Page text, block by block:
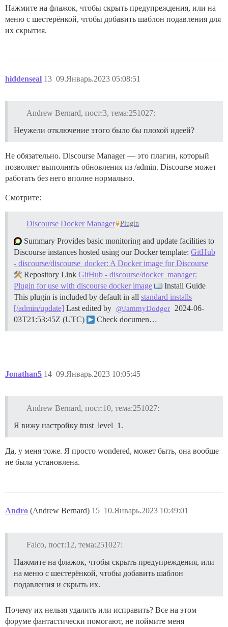
Нажмите на флажок, чтобы скрыть предупреждения, или на
меню с шестерёнкой, чтобы добавить шаблон подавления для
их скрытия.
hiddenseal 09.Январь.2023 05:08:51
13
Andrew Bernard, пост:3, тема:251027:
Неужели отключение этого было бы плохой идеей?
Не обязательно. Discourse Manager — это плагин, который
позволяет выполнять обновления из /admin. Discourse может
работать без него вполне нормально.
Смотрите:
Discourse Docker Manager Plugin
Summary Provides basic monitoring and update facilities to
Discourse instances hosted using our Docker template: GitHub
- discourse/discourse_docker: A Docker image for Discourse
Repository Link GitHub - discourse/docker_manager:
Plugin for use with discourse docker image
Install Guide
This plugin is included by default in all standard installs
[/admin/update] Last edited by @JammyDodger
2024-06-
03T21:53:45Z (UTC)
Check documen…
Jonathan5 09.Январь.2023 10:05:45
14
Andrew Bernard, пост:10, тема:251027:
Я вижу настройку trust_level_1.
Да, у меня тоже. Я просто wondered, может быть, она вообще
не была установлена.
Andro (Andrew Bernard) 10.Январь.2023 10:49:01
15
Falco, пост:12, тема:251027:
Нажмите на флажок, чтобы скрыть предупреждения, или
на меню с шестерёнкой, чтобы добавить шаблон
подавления и скрыть их.
Почему их нельзя удалить или исправить? Все на этом
форуме фантастически помогают, не поймите меня